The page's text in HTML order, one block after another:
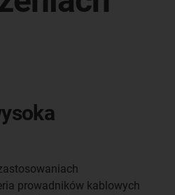
prowadników kablowych